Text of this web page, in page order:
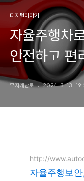
디지털이야기
자율주행차
안전하고 편
무지개난로 2024. 3. 13.
http://
자율주행보